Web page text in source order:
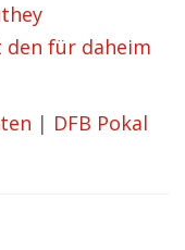
für daheim
| DFB Pokal